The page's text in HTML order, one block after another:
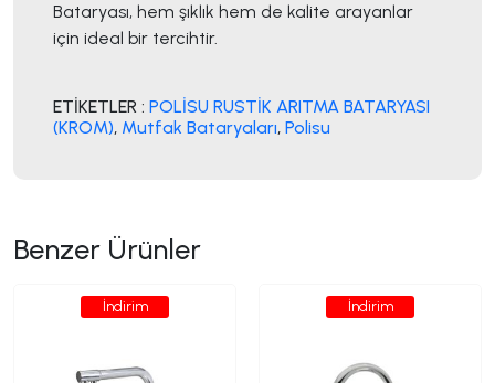
Bataryası, hem şıklık hem de kalite arayanlar
için ideal bir tercihtir.
ETİKETLER : POLİSU RUSTİK ARITMA BATARYASI
(KROM), Mutfak Bataryaları, Polisu
Benzer Ürünler
İndirim İndirim